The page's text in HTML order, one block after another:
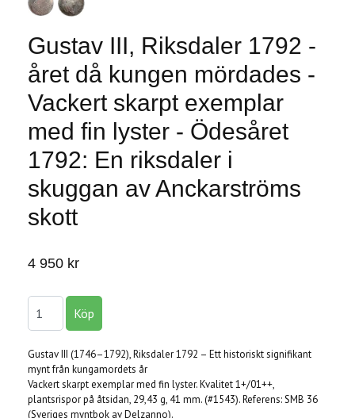
Gustav III, Riksdaler 1792 -
året då kungen mördades -
Vackert skarpt exemplar
med fin lyster - Ödesåret
1792: En riksdaler i
skuggan av Anckarströms
skott
4 950 kr
Gustav III (1746–1792), Riksdaler 1792 – Ett historiskt signifikant
mynt från kungamordets år
Vackert skarpt exemplar med fin lyster. Kvalitet 1+/01++,
plantsrispor på åtsidan, 29,43 g, 41 mm. (#1543). Referens: SMB 36
(Sveriges myntbok av Delzanno).